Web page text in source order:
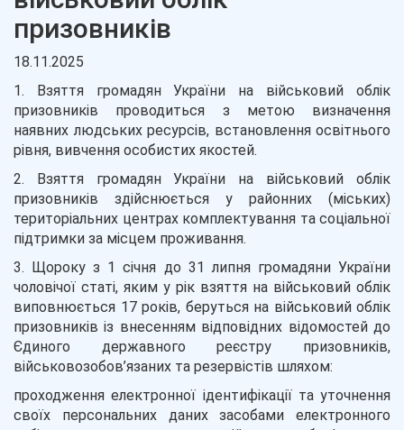
призовників
18.11.2025
1. Взяття громадян України на військовий облік
призовників проводиться з метою визначення
наявних людських ресурсів, встановлення освітнього
рівня, вивчення особистих якостей.
2. Взяття громадян України на військовий облік
призовників здійснюється у районних (міських)
територіальних центрах комплектування та соціальної
підтримки за місцем проживання.
3. Щороку з 1 січня до 31 липня громадяни України
чоловічої статі, яким у рік взяття на військовий облік
виповнюється 17 років, беруться на військовий облік
призовників із внесенням відповідних відомостей до
Єдиного державного реєстру призовників,
військовозобов’язаних та резервістів шляхом:
проходження електронної ідентифікації та уточнення
своїх персональних даних засобами електронного